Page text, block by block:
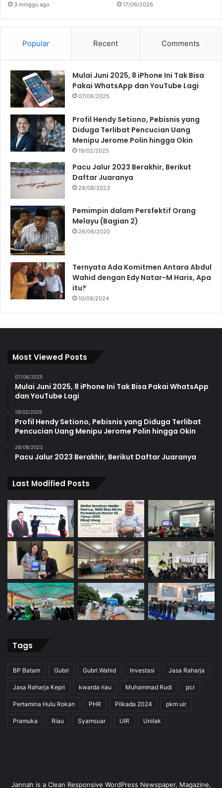
3 minggu ago 17/06/2026
Popular Recent Comments
Mulai Juni 2025, 8 iPhone Ini Tak Bisa
Pakai WhatsApp dan YouTube Lagi
07/06/2025
Profil Hendy Setiono, Pebisnis yang
Diduga Terlibat Pencucian Uang
Menipu Jerome Polin hingga Okin
19/02/2025
Pacu Jalur 2023 Berakhir, Berikut
Daftar Juaranya
28/08/2023
Pemimpin dalam Persfektif Orang
Melayu (Bagian 2)
26/06/2020
Ternyata Ada Komitmen Antara Abdul
Wahid dengan Edy Natar-M Haris, Apa
itu?
10/08/2024
Most Viewed Posts
07/06/2025
Mulai Juni 2025, 8 iPhone Ini Tak Bisa Pakai WhatsApp
dan YouTube Lagi
19/02/2025
Profil Hendy Setiono, Pebisnis yang Diduga Terlibat
Pencucian Uang Menipu Jerome Polin hingga Okin
28/08/2023
Pacu Jalur 2023 Berakhir, Berikut Daftar Juaranya
Last Modified Posts
Tags
BP Batam Gubri Gubri Wahid Investasi Jasa Raharja
Jasa Raharja Kepri kwarda riau Muhammad Rudi pcr
Pertamina Hulu Rokan PHR Pilkada 2024 pkm uir
Pramuka Riau Syamsuar UIR Unilak
Jannah is a Clean Responsive WordPress Newspaper, Magazine,